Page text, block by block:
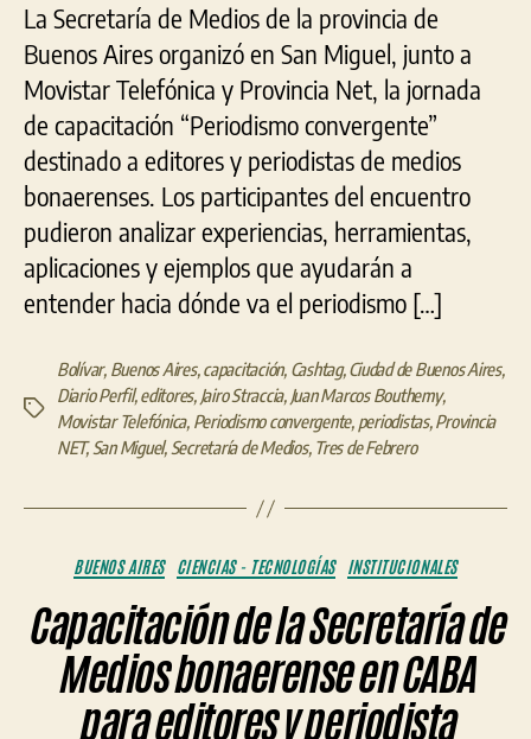
digital
La Secretaría de Medios de la provincia de
Buenos Aires organizó en San Miguel, junto a
Movistar Telefónica y Provincia Net, la jornada
de capacitación “Periodismo convergente”
destinado a editores y periodistas de medios
bonaerenses. Los participantes del encuentro
pudieron analizar experiencias, herramientas,
aplicaciones y ejemplos que ayudarán a
entender hacia dónde va el periodismo […]
Etiquetas
Bolívar, Buenos Aires,capacitación, Cashtag,Ciudad de Buenos Aires,
Diario Perfil,editores, Jairo Straccia, Juan Marcos Bouthemy,
Movistar Telefónica, Periodismo convergente, periodistas,Provincia
NET,San Miguel, Secretaría de Medios, Tres de Febrero
Categorías
BUENOS AIRES CIENCIAS - TECNOLOGÍAS INSTITUCIONALES
Capacitación de la Secretaría de
Medios bonaerense en CABA
para editores y periodista